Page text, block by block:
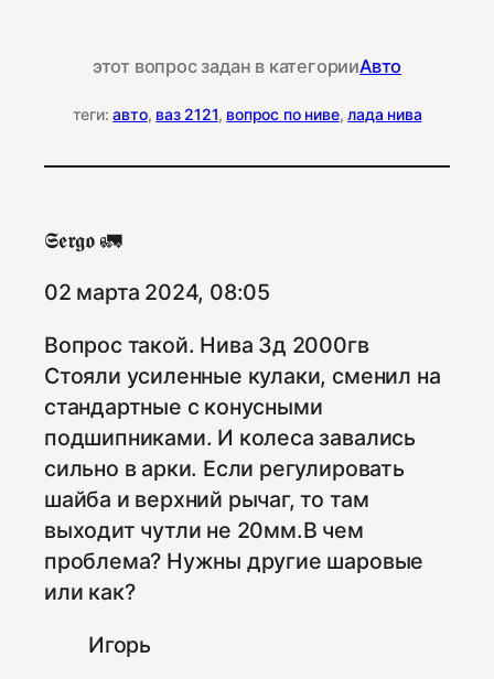
этот вопрос задан в категорииАвто
теги:авто, ваз 2121, вопрос по ниве, лада нива
𝕾𝖊𝖗𝖌𝖔 🚛
02 марта 2024, 08:05
Вопрос такой. Нива 3д 2000гв
Стояли усиленные кулаки, сменил на
стандартные с конусными
подшипниками. И колеса завались
сильно в арки. Если регулировать
шайба и верхний рычаг, то там
выходит чутли не 20мм.В чем
проблема? Нужны другие шаровые
или как?
Игорь